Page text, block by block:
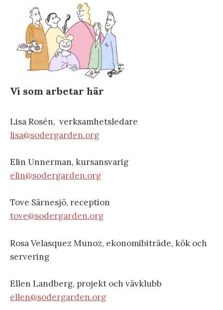
Vi som arbetar här
Lisa Rosén, verksamhetsledare
lisa@sodergarden.org
Elin Unnerman, kursansvarig
elin@sodergarden.org
Tove Särnesjö, reception
tove@sodergarden.org
Rosa Velasquez Munoz, ekonomibiträde, kök och
servering
Ellen Landberg, projekt och vävklubb
ellen@sodergarden.org